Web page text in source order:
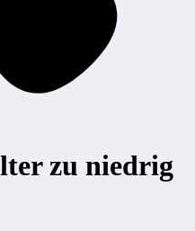
zu niedrig